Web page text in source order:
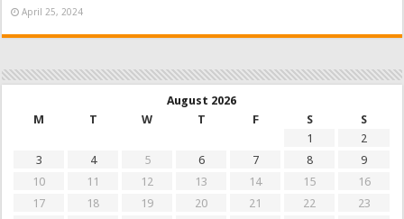
April 25, 2024
August 2026
M
T W T F S
S
1
2
3
4 5 6 7 8
9
10
11 12 13 14 15
16
17
18 19 20 21 22
23